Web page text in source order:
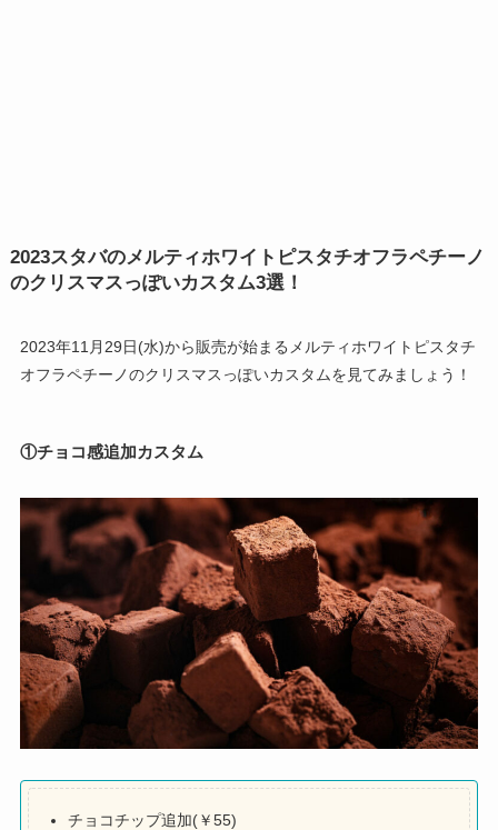
2023スタバのメルティホワイトピスタチオフラペチーノ
のクリスマスっぽいカスタム3選！
2023年11月29日(水)から販売が始まるメルティホワイトピスタチ
オフラペチーノのクリスマスっぽいカスタムを見てみましょう！
①チョコ感追加カスタム
チョコチップ追加(￥55)